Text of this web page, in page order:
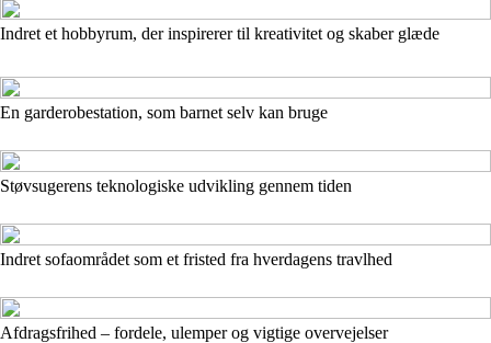
Indret et hobbyrum, der inspirerer til kreativitet og skaber glæde
En garderobestation, som barnet selv kan bruge
Støvsugerens teknologiske udvikling gennem tiden
Indret sofaområdet som et fristed fra hverdagens travlhed
Afdragsfrihed – fordele, ulemper og vigtige overvejelser